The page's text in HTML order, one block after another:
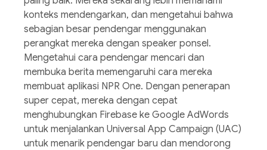
konteks mendengarkan, dan mengetahui bahwa
sebagian besar pendengar menggunakan
perangkat mereka dengan speaker ponsel.
Mengetahui cara pendengar mencari dan
membuka berita memengaruhi cara mereka
membuat aplikasi NPR One. Dengan penerapan
super cepat, mereka dengan cepat
menghubungkan Firebase ke Google AdWords
untuk menjalankan Universal App Campaign (UAC)
untuk menarik pendengar baru dan mendorong